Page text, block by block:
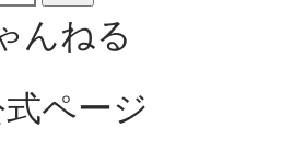
んねる
ページ